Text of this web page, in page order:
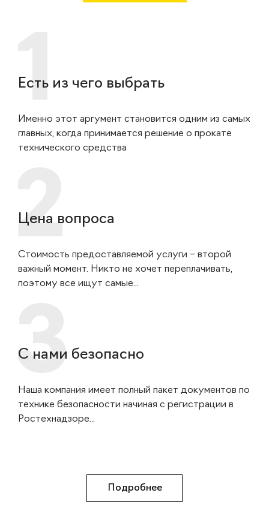
Есть из чего выбрать
Именно этот аргумент становится одним из самых
главных, когда принимается решение о прокате
технического средства
Цена вопроса
Стоимость предоставляемой услуги – второй
важный момент. Никто не хочет переплачивать,
поэтому все ищут самые...
С нами безопасно
Наша компания имеет полный пакет документов по
технике безопасности начиная с регистрации в
Ростехнадзоре...
Подробнее